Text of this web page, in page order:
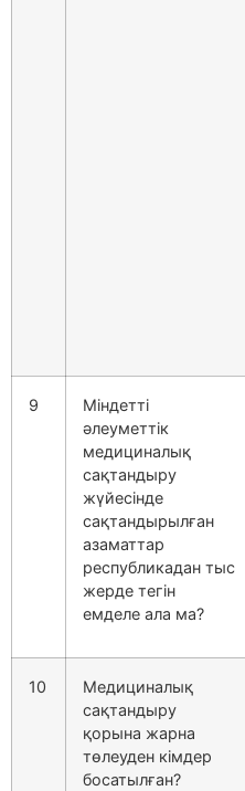
9
Міндетті
әлеуметтік
медициналық
сақтандыру
жүйесінде
сақтандырылған
азаматтар
республикадан тыс
жерде тегін
емделе ала ма?
10
Медициналық
сақтандыру
қорына жарна
төлеуден кімдер
босатылған?